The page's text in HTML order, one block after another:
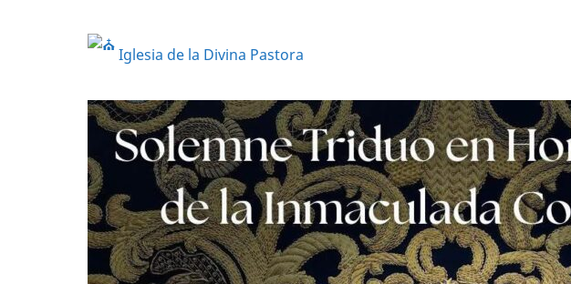
Iglesia de la Divina Pastora